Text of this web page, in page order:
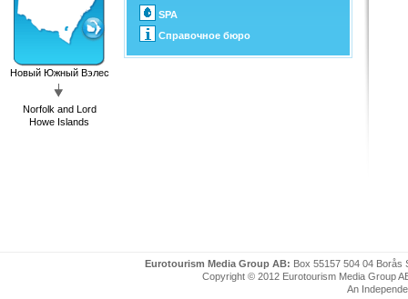
Новый Южный Вэлес
Norfolk and Lord
Howe Islands
SPA
Справочное бюро
Eurotourism Media Group AB: Box 55157 504 04 Borås
Copyright © 2012 Eurotourism Media Group
An